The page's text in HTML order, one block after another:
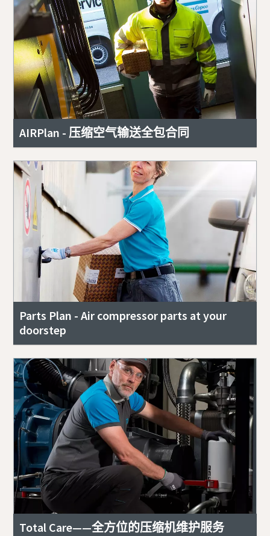
AIRPlan - 压缩空气输送全包合同
Parts Plan - Air compressor parts at your
doorstep
Total Care——全方位的压缩机维护服务